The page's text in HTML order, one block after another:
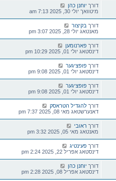
דורך יוחנן כהן
מיטוואך יולי 30, 2025 7:13 am
דורך בקיצור
מאנטאג יולי 28, 2025 3:07 pm
דורך פארנומען
דינסטאג יולי 01, 2025 10:29 pm
דורך פופציגער
דינסטאג יולי 01, 2025 9:08 pm
דורך פופציגער
דינסטאג יולי 01, 2025 9:08 pm
דורך להגדיל הטראסק
דאנערשטאג מאי 08, 2025 7:37 pm
דורך ראובי
מאנטאג מאי 05, 2025 3:32 pm
דורך פעינטיג
דינסטאג אפריל 22, 2025 2:24 pm
דורך יוחנן כהן
דינסטאג אפריל 08, 2025 2:28 pm